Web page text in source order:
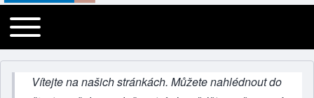
Main navigation
Toggle main menu
Vítejte na našich stránkách. Můžete nahlédnout do